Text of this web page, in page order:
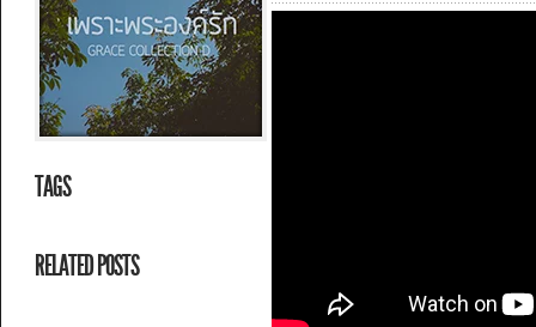
TAGS
RELATED POSTS